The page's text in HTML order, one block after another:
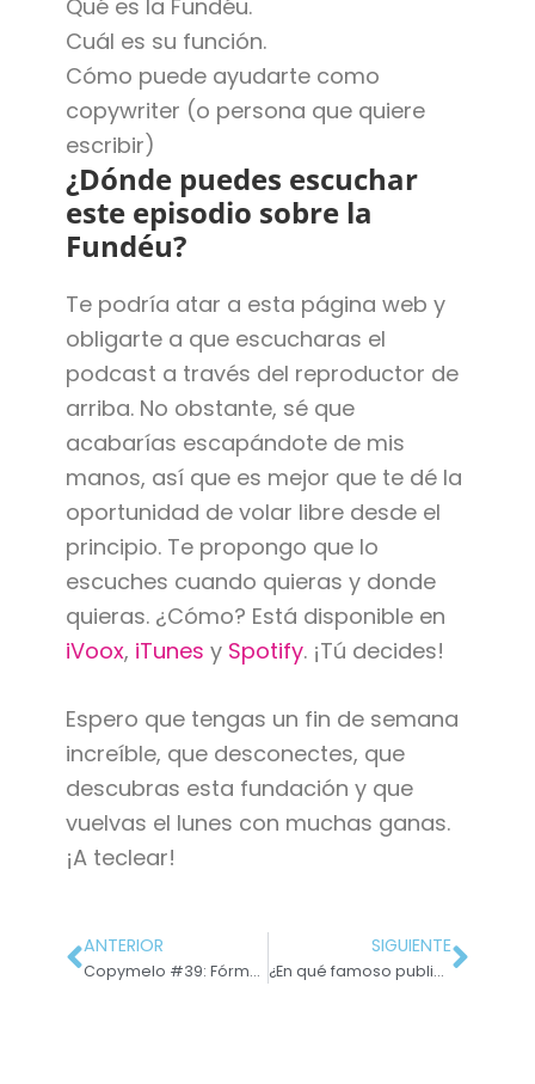
Qué es la Fundéu.
Cuál es su función.
Cómo puede ayudarte como
copywriter (o persona que quiere
escribir)
¿Dónde puedes escuchar
este episodio sobre la
Fundéu?
Te podría atar a esta página web y
obligarte a que escucharas el
podcast a través del reproductor de
arriba. No obstante, sé que
acabarías escapándote de mis
manos, así que es mejor que te dé la
oportunidad de volar libre desde el
principio. Te propongo que lo
escuches cuando quieras y donde
quieras. ¿Cómo? Está disponible en
iVoox, iTunes y Spotify. ¡Tú decides!
Espero que tengas un fin de semana
increíble, que desconectes, que
descubras esta fundación y que
vuelvas el lunes con muchas ganas.
¡A teclear!
ANTERIOR
Copymelo #39: Fórmula PAS
SIGUIENTE
¿En qué famoso publicista está basado Don Draper?